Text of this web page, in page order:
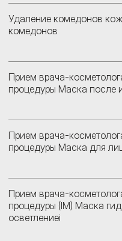
Удаление комедонов
комедонов
Прием врача-
процедуры Маска после
Прием врача-
процедуры Маска для
Прием врача-
процедуры (IM) Маска
осветлениеi